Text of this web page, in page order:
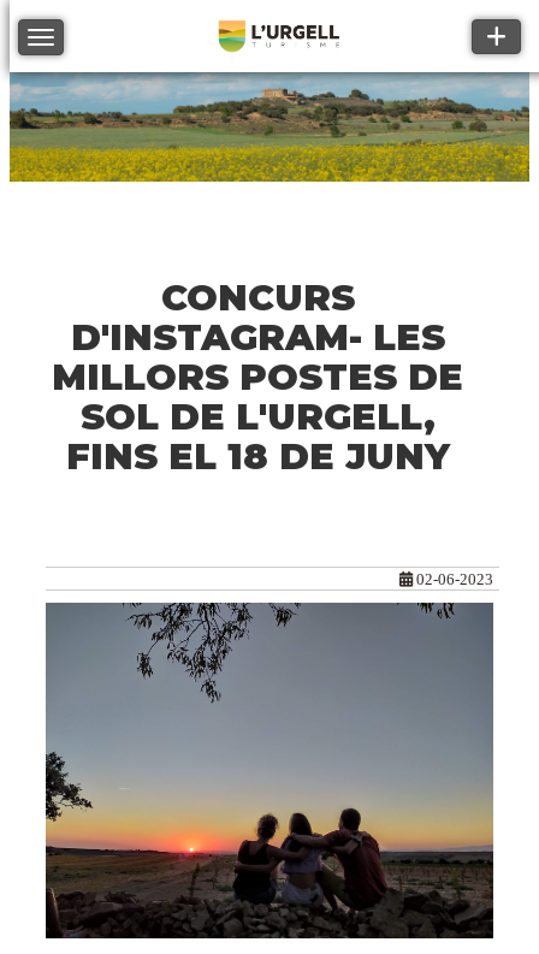
Toggle navigation
CONCURS
D'INSTAGRAM- LES
MILLORS POSTES DE
SOL DE L'URGELL,
FINS EL 18 DE JUNY
02-06-2023